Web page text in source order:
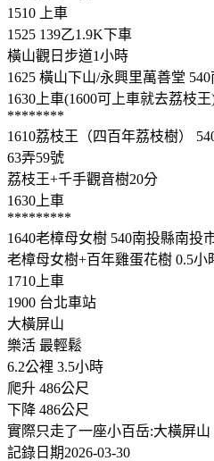
1510 上車
1525 139乙1.9K下車
橫山觀日步道1小時
1625 橫山下山/永興里萬善堂
1630上車(1600可上車就去荔枝王
********
1610荔枝王（四百年荔枝樹）
63弄59號
荔枝王+千手觀音樹20分
1630上車
*********
1640老樟母女樹 540南投縣南投
老樟母女樹+百年雞蛋花樹 0.5小
1710上車
1900 台北車站
大橫屏山
樂活 最輕鬆
6.2公裡 3.5小時
爬升 486公尺
下降 486公尺
實際只走了一座小百岳:大橫屏山
記錄日期2026-03-30